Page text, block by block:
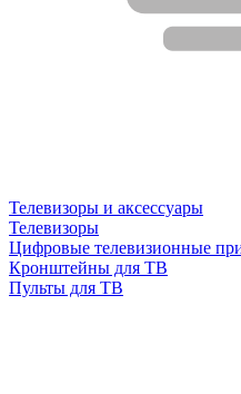
Телевизоры и аксессуары
Телевизоры
Цифровые телевизионные
Кронштейны для ТВ
Пульты для ТВ